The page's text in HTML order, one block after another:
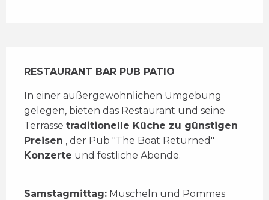
RESTAURANT BAR PUB PATIO
In einer außergewöhnlichen Umgebung
gelegen, bieten das Restaurant und seine
Terrasse traditionelle Küche zu günstigen
Preisen
Konzerte und festliche Abende.
Samstagmittag: Muscheln und Pommes